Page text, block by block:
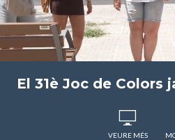
El 31è Joc de Colors
VEURE MÉS